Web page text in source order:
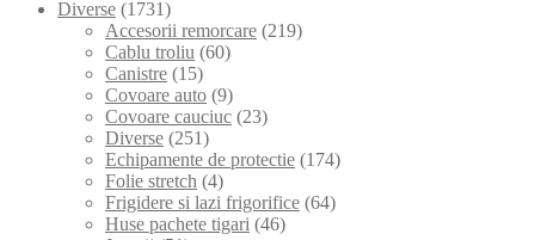
Diverse (1731)
Accesorii remorcare (219)
Cablu troliu (60)
Canistre (15)
Covoare auto (9)
Covoare cauciuc (23)
Diverse (251)
Echipamente de protectie (174)
Folie stretch (4)
Frigidere si lazi frigorifice (64)
Huse pachete tigari (46)